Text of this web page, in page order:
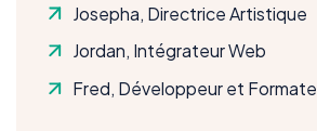
Josepha, Directrice Artistique
Jordan, Intégrateur Web
Fred, Développeur et